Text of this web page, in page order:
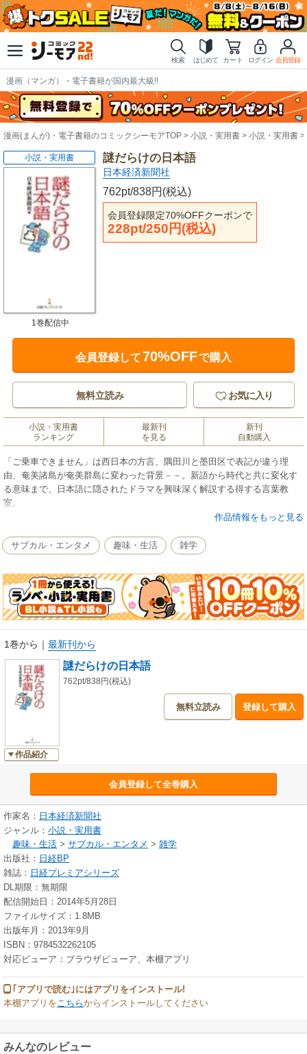
検索 はじめて カート ログイン 会員登録
漫画（マンガ）・電子書籍が国内最大級!!
漫画(まんが)・電子書籍のコミックシーモアTOP 小説・実用書 小説・実用書
謎だらけの日本語
日本経済新聞社
762pt/838円(税込)
会員登録限定70%OFFクーポンで
228pt/250円(税込)
小説・実用書
1巻配信中
会員登録して70%OFFで購入
無料立読み お気に入り
小説・実用書
ランキング
最新刊
を見る
新刊
自動購入
「ご乗車できません」は西日本の方言、隅田川と墨田区で表記が違う理
由、奄美諸島が奄美群島に変わった背景－－。新語から時代と共に変化す
る意味まで、日本語に隠されたドラマを興味深く解説する得する言葉教
室。
作品情報をもっと見る
サブカル・エンタメ 趣味・生活 雑学
1巻から ｜ 最新刊から
作品紹介
謎だらけの日本語
762pt/838円(税込)
無料立読み 登録して購入
会員登録して全巻購入
作家名： 日本経済新聞社
ジャンル： 小説・実用書
趣味・生活 > サブカル・エンタメ > 雑学
出版社： 日経BP
雑誌： 日経プレミアシリーズ
DL期限：無期限
配信開始日：2014年5月28日
ファイルサイズ：1.8MB
出版年月：2013年9月
ISBN：9784532262105
対応ビューア：ブラウザビューア、本棚アプリ
｢アプリで読む｣にはアプリをインストール!
本棚アプリをこちらからインストールしてください
みんなのレビュー